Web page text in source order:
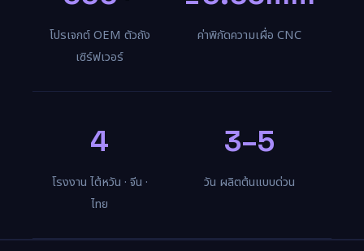
โปรเจกต์ OEM ตัวถัง
เซิร์ฟเวอร์
ค่าพิกัดความเผื่อ CNC
4
โรงงาน ไต้หวัน · จีน ·
ไทย
3–5
วัน ผลิตต้นแบบด่วน